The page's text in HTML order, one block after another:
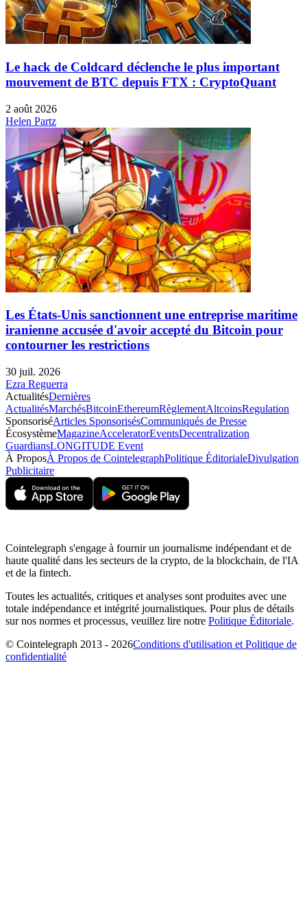
Le hack de Coldcard déclenche le plus important
mouvement de BTC depuis FTX : CryptoQuant
2 août 2026
Helen Partz
Les États-Unis sanctionnent une entreprise maritime
iranienne accusée d'avoir accepté du Bitcoin pour
contourner les restrictions
30 juil. 2026
Ezra Reguerra
ActualitésDernières
ActualitésMarchésBitcoinEthereumRèglementAltcoinsRegulation
SponsoriséArticles SponsorisésCommuniqués de Presse
ÉcosystèmeMagazineAcceleratorEventsDecentralization
GuardiansLONGITUDE Event
À ProposÀ Propos de CointelegraphPolitique ÉditorialeDivulgation
Publicitaire
Cointelegraph s'engage à fournir un journalisme indépendant et de
haute qualité dans les secteurs de la crypto, de la blockchain, de l'IA
et de la fintech.
Toutes les actualités, critiques et analyses sont produites avec une
totale indépendance et intégrité journalistiques. Pour plus de détails
sur nos normes et processus, veuillez lire notre Politique Éditoriale.
© Cointelegraph 2013 - 2026Conditions d'utilisation et Politique de
confidentialité